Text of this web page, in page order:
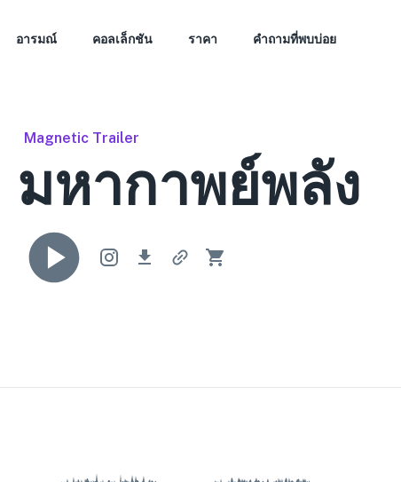
อารมณ์ คอลเล็กชัน ราคา คำถามที่พบบ่อย
Magnetic Trailer
มหากาพย์พลัง